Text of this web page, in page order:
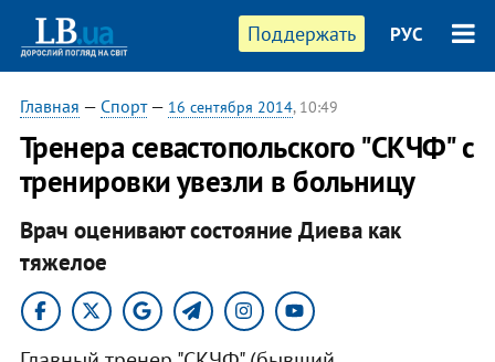
Поддержать РУС
Главная — Спорт— 16 сентября 2014, 10:49
Тренера севастопольского "СКЧФ" с
тренировки увезли в больницу
Врач оценивают состояние Диева как
тяжелое